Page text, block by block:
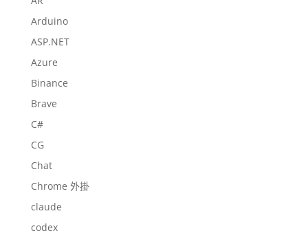
Arduino
ASP.NET
Azure
Binance
Brave
C#
CG
Chat
Chrome 外掛
claude
codex